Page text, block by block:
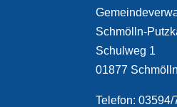
Schmölln-
Schulweg 1
01877
Telefon: 03594/